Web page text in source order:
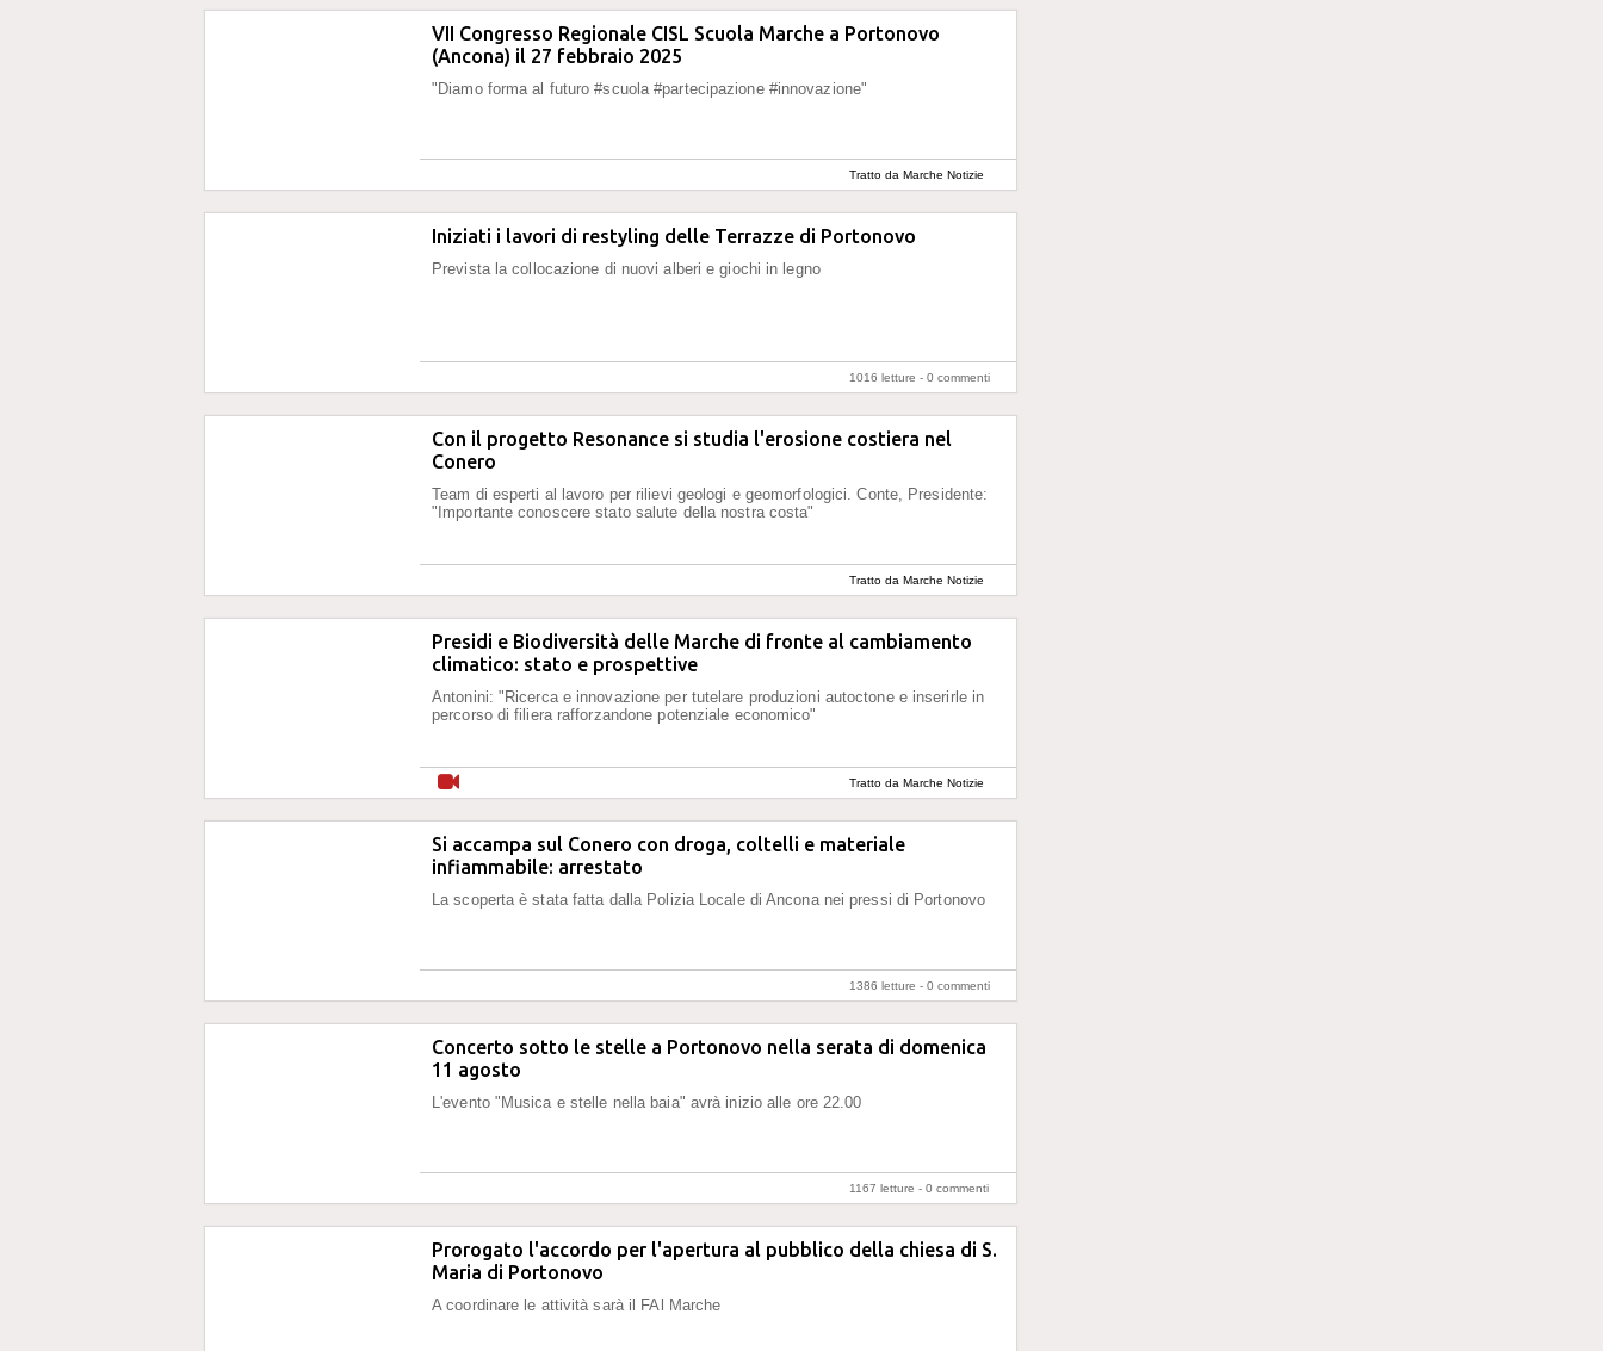
VII Congresso Regionale CISL Scuola Marche a Portonovo
(Ancona) il 27 febbraio 2025
"Diamo forma al futuro #scuola #partecipazione #innovazione"
Tratto da Marche Notizie
Iniziati i lavori di restyling delle Terrazze di Portonovo
Prevista la collocazione di nuovi alberi e giochi in legno
1016 letture - 0 commenti
Con il progetto Resonance si studia l'erosione costiera nel
Conero
Team di esperti al lavoro per rilievi geologi e geomorfologici. Conte, Presidente:
"Importante conoscere stato salute della nostra costa"
Tratto da Marche Notizie
Presidi e Biodiversità delle Marche di fronte al cambiamento
climatico: stato e prospettive
Antonini: "Ricerca e innovazione per tutelare produzioni autoctone e inserirle in
percorso di filiera rafforzandone potenziale economico"
Tratto da Marche Notizie
Si accampa sul Conero con droga, coltelli e materiale
infiammabile: arrestato
La scoperta è stata fatta dalla Polizia Locale di Ancona nei pressi di Portonovo
1386 letture - 0 commenti
Concerto sotto le stelle a Portonovo nella serata di domenica
11 agosto
L'evento "Musica e stelle nella baia" avrà inizio alle ore 22.00
1167 letture - 0 commenti
Prorogato l'accordo per l'apertura al pubblico della chiesa di S.
Maria di Portonovo
A coordinare le attività sarà il FAl Marche